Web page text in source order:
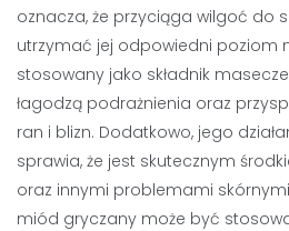
oznacza, że przyciąga wilgoć do
utrzymać jej odpowiedni poziom
stosowany jako składnik
łagodzą podrażnienia oraz
ran i blizn. Dodatkowo, jego
sprawia, że jest skutecznym
oraz innymi problemami
miód gryczany może być